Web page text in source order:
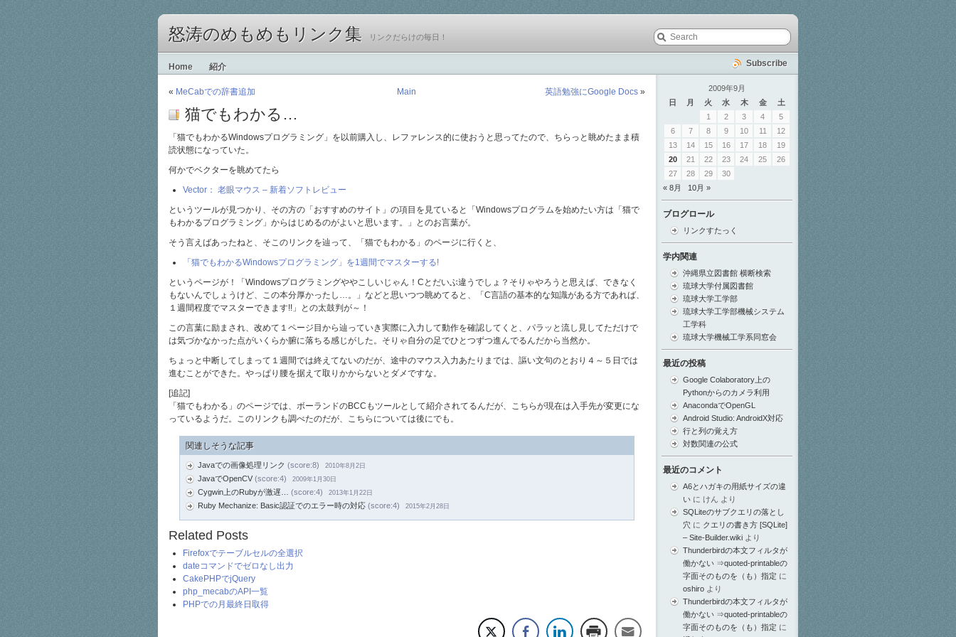
怒涛のめもめもリンク集 リンクだらけの毎日！
Home 紹介 Subscribe
« MeCabでの辞書追加 Main 英語勉強にGoogle Docs »
猫でもわかる…
「猫でもわかるWindowsプログラミング」を以前購入し、レファレンス的に使おうと思ってたので、ちらっと眺めたまま積
読状態になっていた。
何かでベクターを眺めてたら
Vector： 老眼マウス – 新着ソフトレビュー
というツールが見つかり、その方の「おすすめのサイト」の項目を見ていると「Windowsプログラムを始めたい方は「猫で
もわかるプログラミング」からはじめるのがよいと思います。」とのお言葉が。
そう言えばあったねと、そこのリンクを辿って、「猫でもわかる」のページに行くと、
「猫でもわかるWindowsプログラミング」を1週間でマスターする!
というページが！「Windowsプログラミングややこしいじゃん！Cとだいぶ違うでしょ？そりゃやろうと思えば、できなく
もないんでしょうけど、この本分厚かったし…。」などと思いつつ眺めてると、「C言語の基本的な知識がある方であれば、
１週間程度でマスターできます!!」との太鼓判が～！
この言葉に励まされ、改めて１ページ目から辿っていき実際に入力して動作を確認してくと、パラッと流し見してただけで
は気づかなかった点がいくらか腑に落ちる感じがした。そりゃ自分の足でひとつずつ進んでるんだから当然か。
ちょっと中断してしまって１週間では終えてないのだが、途中のマウス入力あたりまでは、謳い文句のとおり４～５日では
進むことができた。やっぱり腰を据えて取りかからないとダメですな。
[追記]
「猫でもわかる」のページでは、ボーランドのBCCもツールとして紹介されてるんだが、こちらが現在は入手先が変更にな
っているようだ。このリンクも調べたのだが、こちらについては後にでも。
関連しそうな記事
Javaでの画像処理リンク (score:8) 2010年8月2日
JavaでOpenCV (score:4) 2009年1月30日
Cygwin上のRubyが激遅… (score:4) 2013年1月22日
Ruby Mechanize: Basic認証でのエラー時の対応 (score:4) 2015年2月28日
Related Posts
Firefoxでテーブルセルの全選択
dateコマンドでゼロなし出力
CakePHPでjQuery
php_mecabのAPI一覧
PHPでの月最終日取得
2009年9月
日
月 火 水 木 金
土
1
2 3 4
5
6
7 8 9 10 11
12
13
14 15 16 17 18
19
20
21 22 23 24 25
26
27
28 29
30
« 8月
10月 »
ブログロール
リンクすたっく
学内関連
沖縄県立図書館 横断検索
琉球大学付属図書館
琉球大学工学部
琉球大学工学部機械システム
工学科
琉球大学機械工学系同窓会
最近の投稿
Google Colaboratory上の
Pythonからのカメラ利用
AnacondaでOpenGL
Android Studio: AndroidX対応
行と列の覚え方
対数関連の公式
最近のコメント
A6とハガキの用紙サイズの違
い に けん より
SQLiteのサブクエリの落とし
穴 に クエリの書き方 [SQLite]
– Site-Builder.wiki より
Thunderbirdの本文フィルタが
働かない ⇒quoted-printableの
字面そのものを（も）指定 に
oshiro より
Thunderbirdの本文フィルタが
働かない ⇒quoted-printableの
字面そのものを（も）指定 に